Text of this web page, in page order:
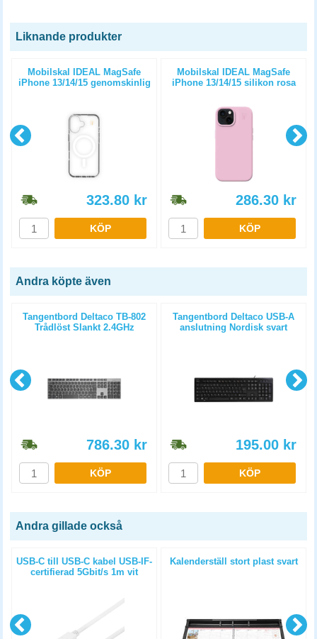
Liknande produkter
Mobilskal IDEAL MagSafe
iPhone 13/14/15 genomskinlig
323.80 kr
KÖP
Mobilskal IDEAL MagSafe
iPhone 13/14/15 silikon rosa
286.30 kr
KÖP
Andra köpte även
Tangentbord Deltaco TB-802
Trådlöst Slankt 2.4GHz
786.30 kr
KÖP
Tangentbord Deltaco USB-A
anslutning Nordisk svart
195.00 kr
KÖP
Andra gillade också
USB-C till USB-C kabel USB-IF-
certifierad 5Gbit/s 1m vit
Kalenderställ stort plast svart